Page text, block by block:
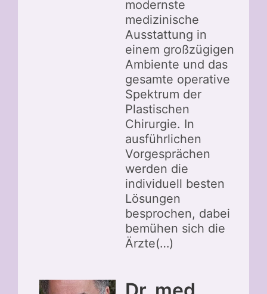
modernste
medizinische
Ausstattung in
einem großzügigen
Ambiente und das
gesamte operative
Spektrum der
Plastischen
Chirurgie. In
ausführlichen
Vorgesprächen
werden die
individuell besten
Lösungen
besprochen, dabei
bemühen sich die
Ärzte(…)